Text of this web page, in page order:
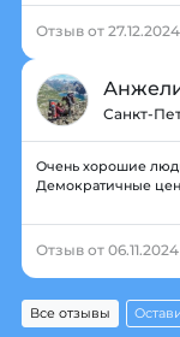
Отзыв от 27.12.2024
Санкт-
Очень хорошие
Демократичные
Отзыв от 06.11.2024
Все отзывы